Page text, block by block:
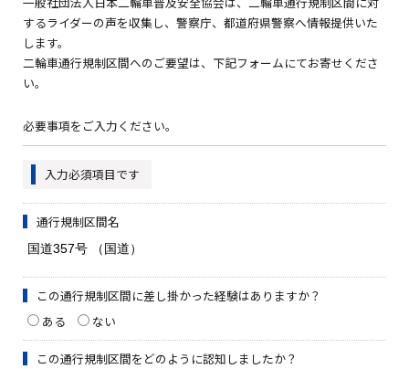
するライダーの声を収集し、警察庁、都道府県警察へ情報提供いた
します。
二輪車通行規制区間へのご要望は、下記フォームにてお寄せくださ
い。
必要事項をご入力ください。
入力必須項目です
通行規制区間名
この通行規制区間に差し掛かった経験はありますか？
ある
ない
この通行規制区間をどのように認知しましたか？